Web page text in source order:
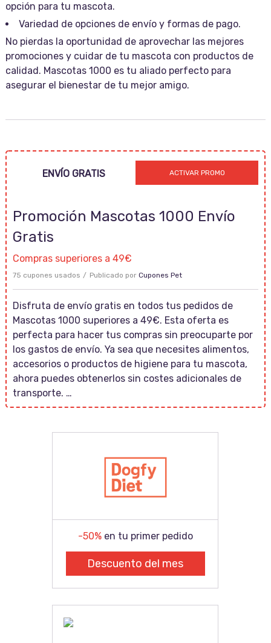
opción para tu mascota.
Variedad de opciones de envío y formas de pago.
No pierdas la oportunidad de aprovechar las mejores
promociones y cuidar de tu mascota con productos de
calidad. Mascotas 1000 es tu aliado perfecto para
asegurar el bienestar de tu mejor amigo.
ENVÍO GRATIS ACTIVAR PROMO
Promoción Mascotas 1000 Envío
Gratis
Compras superiores a 49€
75 cupones usados Publicado por Cupones Pet
Disfruta de envío gratis en todos tus pedidos de
Mascotas 1000 superiores a 49€. Esta oferta es
perfecta para hacer tus compras sin preocuparte por
los gastos de envío. Ya sea que necesites alimentos,
accesorios o productos de higiene para tu mascota,
ahora puedes obtenerlos sin costes adicionales de
transporte. …
-50%en tu primer pedido
Descuento del mes